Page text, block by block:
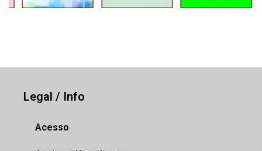
Legal / Info
Acesso